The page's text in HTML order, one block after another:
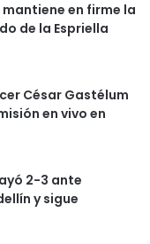
en firme la
de la Espriella
César Gastélum
en vivo en
2-3 ante
y sigue